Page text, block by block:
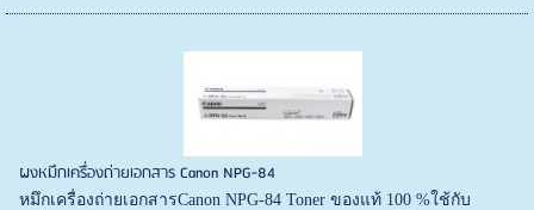
ผงหมึกเครื่องถ่ายเอกสาร Canon NPG-84
หมึกเครื่องถ่ายเอกสารCanon NPG-84 Toner ของแท้ 100 %ใช้กับ